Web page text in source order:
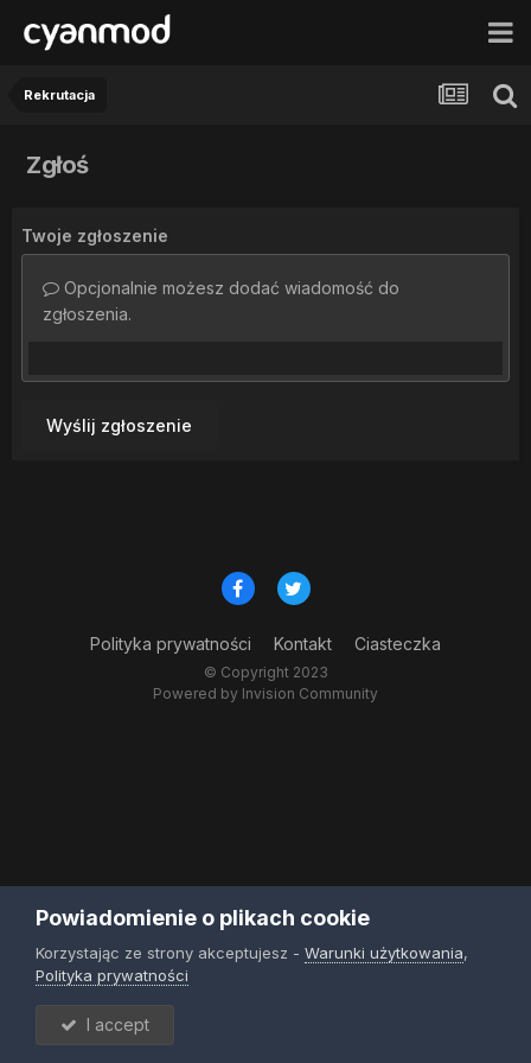
Rekrutacja
Zgłoś
Twoje zgłoszenie
Opcjonalnie możesz dodać wiadomość do
zgłoszenia.
Wyślij zgłoszenie
Polityka prywatności Kontakt Ciasteczka
© Copyright 2023
Powered by Invision Community
Powiadomienie o plikach cookie
Korzystając ze strony akceptujesz - Warunki użytkowania,
Polityka prywatności
I accept